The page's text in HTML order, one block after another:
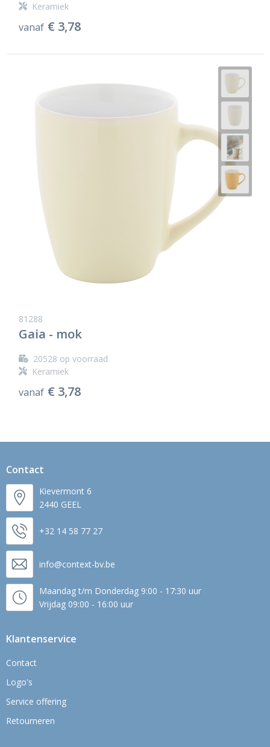
Keramiek
vanaf € 3,78
81288
Gaia - mok
20528 op voorraad
Keramiek
vanaf € 3,78
Contact
Kievermont 6
2440 GEEL
+32 14 58 77 27
info@context-bv.be
Maandag t/m Donderdag 9:00 - 17:30 uur
Vrijdag 09:00 - 16:00 uur
Klantenservice
Contact
Logo's
Service offering
Retourneren